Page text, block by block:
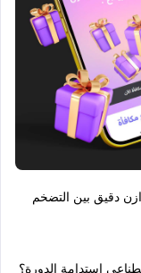
دقيق بين التضخم
استدامة الدورة؟